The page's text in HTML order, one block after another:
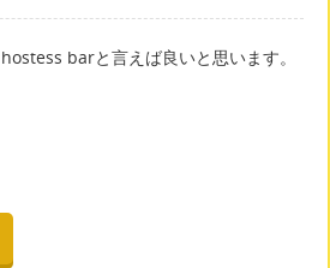
barと言えば良いと思います。